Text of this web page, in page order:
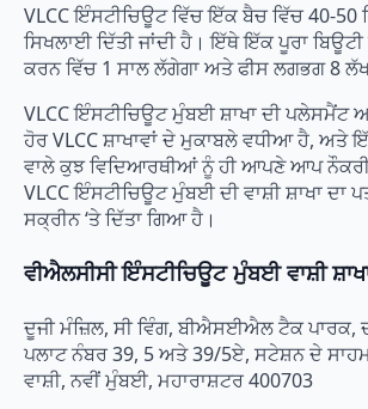
VLCC ਇੰਸਟੀਚਿਊਟ ਵਿੱਚ ਇੱਕ ਬੈਚ ਵਿੱਚ 40-
ਸਿਖਲਾਈ ਦਿੱਤੀ ਜਾਂਦੀ ਹੈ। ਇੱਥੇ ਇੱਕ ਪੂਰਾ
ਕਰਨ ਵਿੱਚ 1 ਸਾਲ ਲੱਗੇਗਾ ਅਤੇ ਫੀਸ ਲਗਭਗ 8
VLCC ਇੰਸਟੀਚਿਊਟ ਮੁੰਬਈ ਸ਼ਾਖਾ ਦੀ ਪਲੇਸਮੈਂਟ
ਹੋਰ VLCC ਸ਼ਾਖਾਵਾਂ ਦੇ ਮੁਕਾਬਲੇ ਵਧੀਆ ਹੈ, ਅਤੇ
ਵਾਲੇ ਕੁਝ ਵਿਦਿਆਰਥੀਆਂ ਨੂੰ ਹੀ ਆਪਣੇ ਆਪ ਨੌਕਰੀ
VLCC ਇੰਸਟੀਚਿਊਟ ਮੁੰਬਈ ਦੀ ਵਾਸ਼ੀ ਸ਼ਾਖਾ ਦਾ
ਸਕ੍ਰੀਨ ‘ਤੇ ਦਿੱਤਾ ਗਿਆ ਹੈ।
ਵੀਐਲਸੀਸੀ ਇੰਸਟੀਚਿਊਟ ਮੁੰਬਈ ਵਾਸ਼ੀ
ਦੂਜੀ ਮੰਜ਼ਿਲ, ਸੀ ਵਿੰਗ, ਬੀਐਸਈਐਲ ਟੈਕ ਪਾਰਕ,
ਪਲਾਟ ਨੰਬਰ 39, 5 ਅਤੇ 39/5ਏ, ਸਟੇਸ਼ਨ ਦੇ
ਵਾਸ਼ੀ, ਨਵੀਂ ਮੁੰਬਈ, ਮਹਾਰਾਸ਼ਟਰ 400703